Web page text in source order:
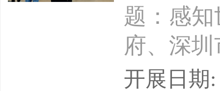
题：感
府、深
有限公
开展日期